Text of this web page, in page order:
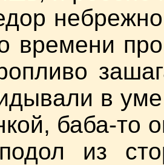
времени
в
баба-то
из